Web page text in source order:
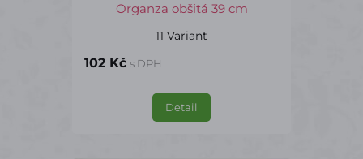
Organza obšitá 39 cm
11 Variant
102 Kč s DPH
Detail